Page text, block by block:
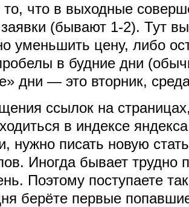
что в выходные
(бывают 1-2). Тут
уменьшить цену, либо
в будние дни
дни — это вторник,
ссылок на
в индексе
нужно писать новую
Иногда бывает трудно
Поэтому поступаете
берёте первые